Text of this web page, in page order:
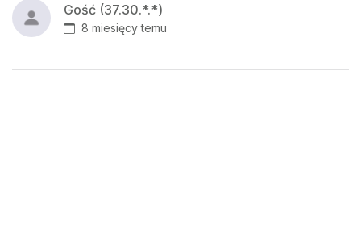
Gość (37.30.*.*)
8 miesięcy temu